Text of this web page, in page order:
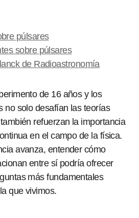
púlsares
sobre púlsares
de Radioastronomía
de 16 años y los
no solo desafían las teorías
refuerzan la importancia
en el campo de la física.
avanza, entender cómo
entre sí podría ofrecer
más fundamentales
que vivimos.